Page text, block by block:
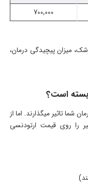
700,000
میزان پیچیدگی درمان،
است؟
شما تاثیر میگذارند. اما از
را روی قیمت ارتودنسی